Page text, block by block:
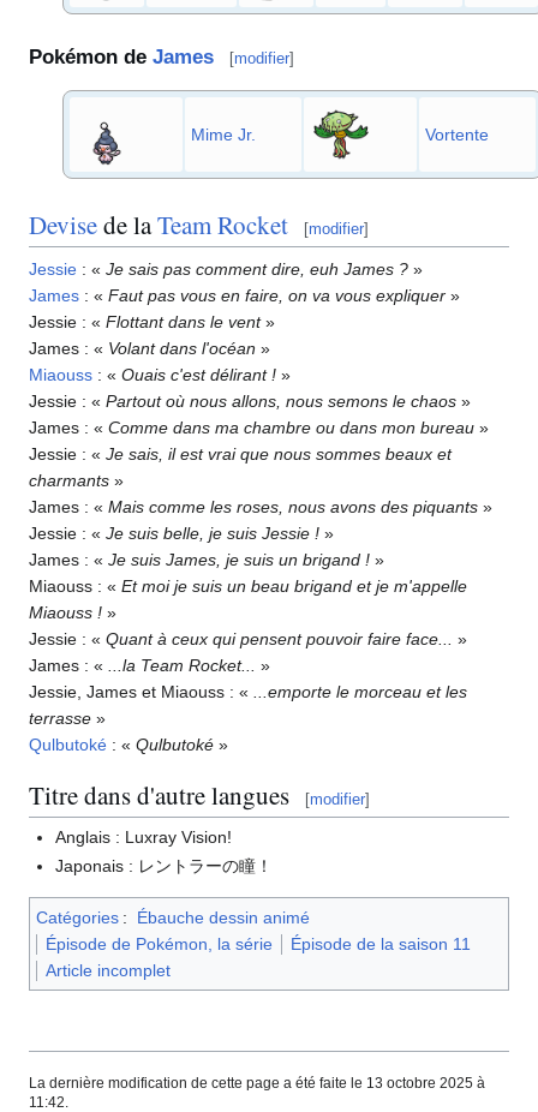
Pokémon de James [modifier]
Mime Jr. Vortente
Devisede laTeam Rocket [modifier]
Jessie : « Je sais pas comment dire, euh James ? »
James : « Faut pas vous en faire, on va vous expliquer »
Jessie : « Flottant dans le vent »
James : « Volant dans l'océan »
Miaouss : « Ouais c'est délirant ! »
Jessie : « Partout où nous allons, nous semons le chaos »
James : « Comme dans ma chambre ou dans mon bureau »
Jessie : « Je sais, il est vrai que nous sommes beaux et
charmants »
James : « Mais comme les roses, nous avons des piquants »
Jessie : « Je suis belle, je suis Jessie ! »
James : « Je suis James, je suis un brigand ! »
Miaouss : « Et moi je suis un beau brigand et je m'appelle
Miaouss ! »
Jessie : « Quant à ceux qui pensent pouvoir faire face...
»
James : « ...la Team Rocket...
»
Jessie, James et Miaouss : «
...emporte le morceau et les
terrasse »
Qulbutoké : « Qulbutoké »
Titre dans d'autre langues [modifier]
Anglais : Luxray Vision!
Japonais : レントラーの瞳！
Catégories :
Ébauche dessin animé
Épisode de Pokémon, la série
Épisode de la saison 11
Article incomplet
La dernière modification de cette page a été faite le 13 octobre 2025 à
11:42.